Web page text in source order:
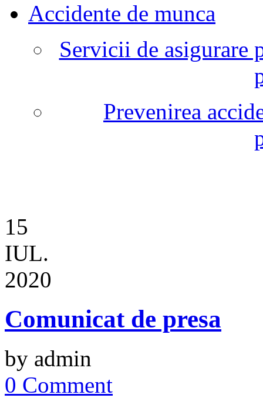
Accidente de munca
Servicii de asigurare
Prevenirea
15
IUL.
2020
Comunicat de presa
by admin
0 Comment